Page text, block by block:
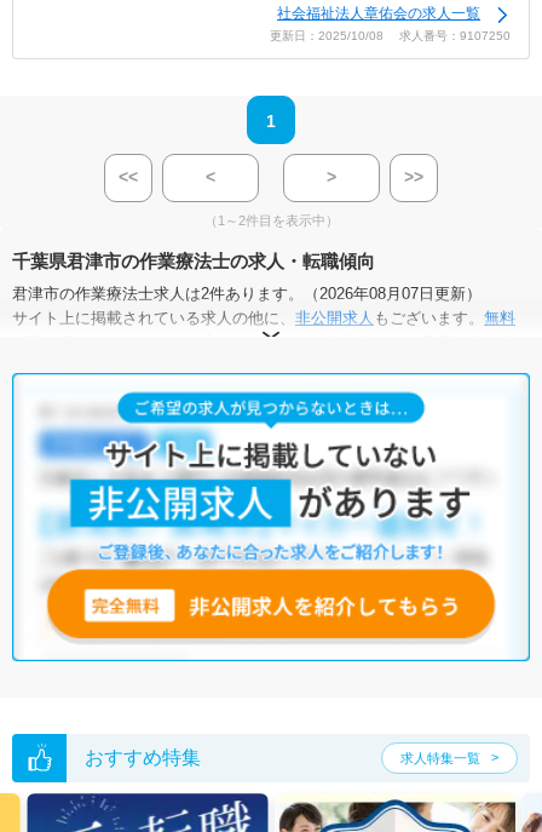
社会福祉法人章佑会の求人一覧
更新日：2025/10/08 求人番号：9107250
1
<< < > >>
（1～2件目を表示中）
千葉県君津市の作業療法士の求人・転職傾向
君津市の作業療法士求人は2件あります。（2026年08月07日更新）
サイト上に掲載されている求人の他に、 非公開求人 もございます。 無料
にお申し込みいただくと、全求人からご希望条件に合
君津市の作業療法士求人では以下のような条件が人気です。
土日祝休・住宅手当・補助あり・正社員(正職員)
他の条件でも人気の求人がございますので、「こだわり条件」から検索
いただくか、お気軽にお問い合わせください。
全国の作業療法士求人 から検索いただくことも可能です。
無料転職支援サービスにお申し込みいただくと、ご希望条件をヒアリン
グした上で求人をご提案いたします。
ご希望条件がまだ定まっていない方は
人気の希望条件をピックアップし
た求人特集をぜひご活用ください。
おすすめ特集 求人特集一覧